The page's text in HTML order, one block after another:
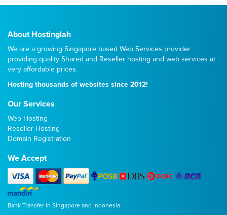
About Hostinglah
We are a growing Singapore based Web Services provider
providing quality Shared and Reseller hosting and web services at
very affordable prices.
Hosting thousands of websites since 2012!
Our Services
Web Hosting
Reseller Hosting
Domain Registration
We Accept
Bank Transfer in Singapore and Indonesia.